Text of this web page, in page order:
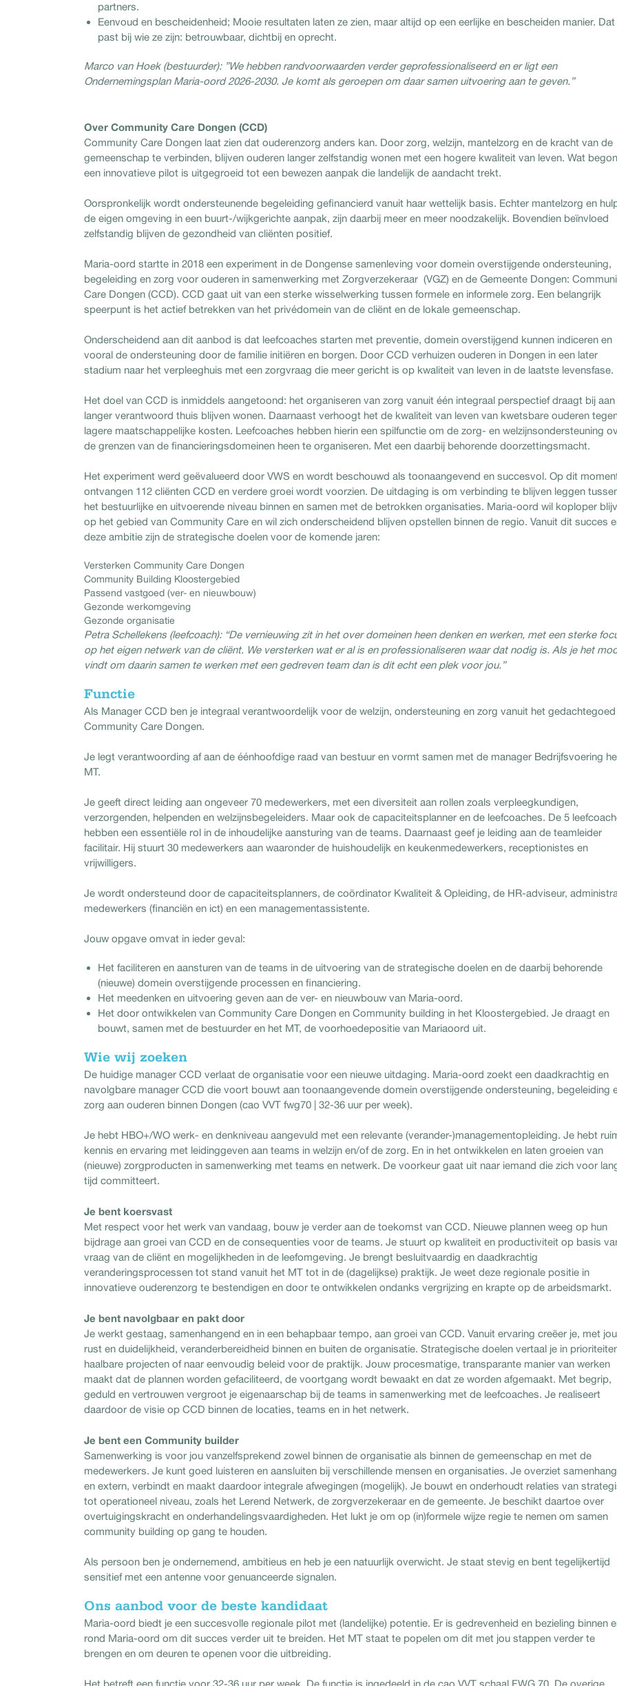
partners.
Eenvoud en bescheidenheid; Mooie resultaten laten ze zien, maar altijd op een eerlijke en bescheiden manier. Dat
past bij wie ze zijn: betrouwbaar, dichtbij en oprecht.
Marco van Hoek (bestuurder): ”We hebben randvoorwaarden verder geprofessionaliseerd en er ligt een
Ondernemingsplan Maria-oord 2026-2030. Je komt als geroepen om daar samen uitvoering aan te geven.”
Over Community Care Dongen (CCD)
Community Care Dongen laat zien dat ouderenzorg anders kan. Door zorg, welzijn, mantelzorg en de kracht van de
gemeenschap te verbinden, blijven ouderen langer zelfstandig wonen met een hogere kwaliteit van leven. Wat
een innovatieve pilot is uitgegroeid tot een bewezen aanpak die landelijk de aandacht trekt.
Oorspronkelijk wordt ondersteunende begeleiding gefinancierd vanuit haar wettelijk basis. Echter mantelzorg en
de eigen omgeving in een buurt-/wijkgerichte aanpak, zijn daarbij meer en meer noodzakelijk. Bovendien beïnvloed
zelfstandig blijven de gezondheid van cliënten positief.
Maria-oord startte in 2018 een experiment in de Dongense samenleving voor domein overstijgende ondersteuning,
begeleiding en zorg voor ouderen in samenwerking met Zorgverzekeraar (VGZ) en de Gemeente Dongen:
Care Dongen (CCD). CCD gaat uit van een sterke wisselwerking tussen formele en informele zorg. Een belangrijk
speerpunt is het actief betrekken van het privédomein van de cliënt en de lokale gemeenschap.
Onderscheidend aan dit aanbod is dat leefcoaches starten met preventie, domein overstijgend kunnen indiceren en
vooral de ondersteuning door de familie initiëren en borgen. Door CCD verhuizen ouderen in Dongen in een later
stadium naar het verpleeghuis met een zorgvraag die meer gericht is op kwaliteit van leven in de laatste levensfase.
Het doel van CCD is inmiddels aangetoond: het organiseren van zorg vanuit één integraal perspectief draagt bij aan
langer verantwoord thuis blijven wonen. Daarnaast verhoogt het de kwaliteit van leven van kwetsbare ouderen
lagere maatschappelijke kosten. Leefcoaches hebben hierin een spilfunctie om de zorg- en welzijnsondersteuning
de grenzen van de financieringsdomeinen heen te organiseren. Met een daarbij behorende doorzettingsmacht.
Het experiment werd geëvalueerd door VWS en wordt beschouwd als toonaangevend en succesvol. Op dit
ontvangen 112 cliënten CCD en verdere groei wordt voorzien. De uitdaging is om verbinding te blijven leggen
het bestuurlijke en uitvoerende niveau binnen en samen met de betrokken organisaties. Maria-oord wil koploper
op het gebied van Community Care en wil zich onderscheidend blijven opstellen binnen de regio. Vanuit dit succes
deze ambitie zijn de strategische doelen voor de komende jaren:
Versterken Community Care Dongen
Community Building Kloostergebied
Passend vastgoed (ver- en nieuwbouw)
Gezonde werkomgeving
Gezonde organisatie
Petra Schellekens (leefcoach): “De vernieuwing zit in het over domeinen heen denken en werken, met een sterke
op het eigen netwerk van de cliënt. We versterken wat er al is en professionaliseren waar dat nodig is. Als je het
vindt om daarin samen te werken met een gedreven team dan is dit echt een plek voor jou.”
Functie
Als Manager CCD ben je integraal verantwoordelijk voor de welzijn, ondersteuning en zorg vanuit het
Community Care Dongen.
Je legt verantwoording af aan de éénhoofdige raad van bestuur en vormt samen met de manager Bedrijfsvoering
MT.
Je geeft direct leiding aan ongeveer 70 medewerkers, met een diversiteit aan rollen zoals verpleegkundigen,
verzorgenden, helpenden en welzijnsbegeleiders. Maar ook de capaciteitsplanner en de leefcoaches. De 5
hebben een essentiële rol in de inhoudelijke aansturing van de teams. Daarnaast geef je leiding aan de teamleider
facilitair. Hij stuurt 30 medewerkers aan waaronder de huishoudelijk en keukenmedewerkers, receptionistes en
vrijwilligers.
Je wordt ondersteund door de capaciteitsplanners, de coördinator Kwaliteit & Opleiding, de HR-adviseur,
medewerkers (financiën en ict) en een managementassistente.
Jouw opgave omvat in ieder geval:
Het faciliteren en aansturen van de teams in de uitvoering van de strategische doelen en de daarbij behorende
(nieuwe) domein overstijgende processen en financiering.
Het meedenken en uitvoering geven aan de ver- en nieuwbouw van Maria-oord.
Het door ontwikkelen van Community Care Dongen en Community building in het Kloostergebied. Je draagt en
bouwt, samen met de bestuurder en het MT, de voorhoedepositie van Mariaoord uit.
Wie wij zoeken
De huidige manager CCD verlaat de organisatie voor een nieuwe uitdaging. Maria-oord zoekt een daadkrachtig en
navolgbare manager CCD die voort bouwt aan toonaangevende domein overstijgende ondersteuning, begeleiding
zorg aan ouderen binnen Dongen (cao VVT fwg70 | 32-36 uur per week).
Je hebt HBO+/WO werk- en denkniveau aangevuld met een relevante (verander-)managementopleiding. Je hebt
kennis en ervaring met leidinggeven aan teams in welzijn en/of de zorg. En in het ontwikkelen en laten groeien van
(nieuwe) zorgproducten in samenwerking met teams en netwerk. De voorkeur gaat uit naar iemand die zich voor
tijd committeert.
Je bent koersvast
Met respect voor het werk van vandaag, bouw je verder aan de toekomst van CCD. Nieuwe plannen weeg op hun
bijdrage aan groei van CCD en de consequenties voor de teams. Je stuurt op kwaliteit en productiviteit op basis
vraag van de cliënt en mogelijkheden in de leefomgeving. Je brengt besluitvaardig en daadkrachtig
veranderingsprocessen tot stand vanuit het MT tot in de (dagelijkse) praktijk. Je weet deze regionale positie in
innovatieve ouderenzorg te bestendigen en door te ontwikkelen ondanks vergrijzing en krapte op de arbeidsmarkt.
Je bent navolgbaar en pakt door
Je werkt gestaag, samenhangend en in een behapbaar tempo, aan groei van CCD. Vanuit ervaring creëer je, met
rust en duidelijkheid, veranderbereidheid binnen en buiten de organisatie. Strategische doelen vertaal je in
haalbare projecten of naar eenvoudig beleid voor de praktijk. Jouw procesmatige, transparante manier van werken
maakt dat de plannen worden gefaciliteerd, de voortgang wordt bewaakt en dat ze worden afgemaakt. Met begrip,
geduld en vertrouwen vergroot je eigenaarschap bij de teams in samenwerking met de leefcoaches. Je realiseert
daardoor de visie op CCD binnen de locaties, teams en in het netwerk.
Je bent een Community builder
Samenwerking is voor jou vanzelfsprekend zowel binnen de organisatie als binnen de gemeenschap en met de
medewerkers. Je kunt goed luisteren en aansluiten bij verschillende mensen en organisaties. Je overziet
en extern, verbindt en maakt daardoor integrale afwegingen (mogelijk). Je bouwt en onderhoudt relaties van
tot operationeel niveau, zoals het Lerend Netwerk, de zorgverzekeraar en de gemeente. Je beschikt daartoe over
overtuigingskracht en onderhandelingsvaardigheden. Het lukt je om op (in)formele wijze regie te nemen om samen
community building op gang te houden.
Als persoon ben je ondernemend, ambitieus en heb je een natuurlijk overwicht. Je staat stevig en bent tegelijkertijd
sensitief met een antenne voor genuanceerde signalen.
Ons aanbod voor de beste kandidaat
Maria-oord biedt je een succesvolle regionale pilot met (landelijke) potentie. Er is gedrevenheid en bezieling binnen
rond Maria-oord om dit succes verder uit te breiden. Het MT staat te popelen om dit met jou stappen verder te
brengen en om deuren te openen voor die uitbreiding.
Het betreft een functie voor 32-36 uur per week. De functie is ingedeeld in de cao VVT schaal FWG 70. De overige